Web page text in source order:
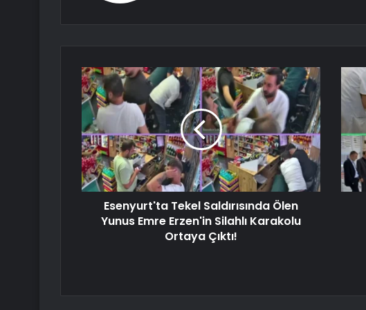
Esenyurt'ta Tekel Saldırısında Ölen
Yunus Emre Erzen'in Silahlı Karakolu
Ortaya Çıktı!